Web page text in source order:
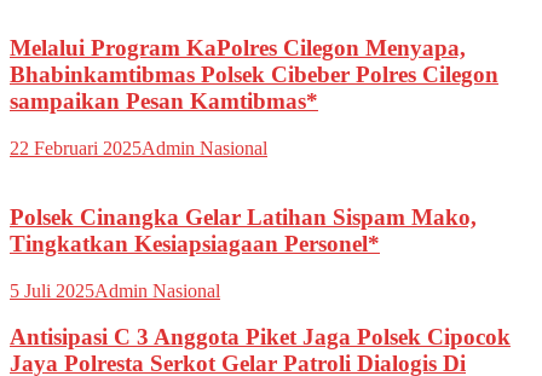
Melalui Program KaPolres Cilegon Menyapa,
Bhabinkamtibmas Polsek Cibeber Polres Cilegon
sampaikan Pesan Kamtibmas*
22 Februari 2025Admin Nasional
Polsek Cinangka Gelar Latihan Sispam Mako,
Tingkatkan Kesiapsiagaan Personel*
5 Juli 2025Admin Nasional
Antisipasi C 3 Anggota Piket Jaga Polsek Cipocok
Jaya Polresta Serkot Gelar Patroli Dialogis Di